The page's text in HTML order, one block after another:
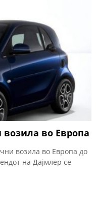
во Европа
возила во Европа до
на Дајмлер се